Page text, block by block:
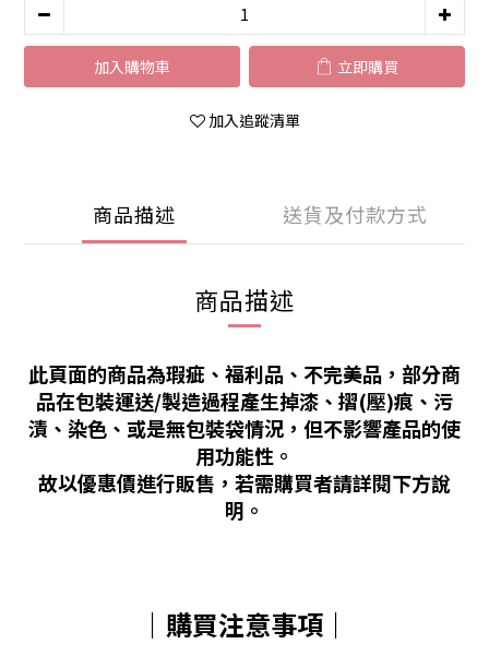
加入購物車 立即購買
加入追蹤清單
商品描述 送貨及付款方式
商品描述
此頁面的商品為瑕疵、福利品、不完美品，部分商
品在包裝運送/製造過程產生掉漆、摺(壓)痕、污
漬、染色、或是無包裝袋情況，但不影響產品的使
用功能性。
故以優惠價進行販售，若需購買者請詳閱下方說
明。
｜購買注意事項｜